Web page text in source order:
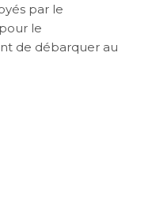
par le
le
de débarquer au